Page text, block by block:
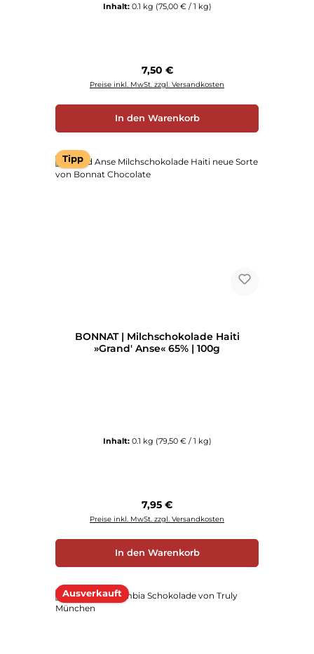
Inhalt: 0.1 kg (75,00 € / 1 kg)
Regulärer Preis:
7,50 €
Preise inkl. MwSt. zzgl. Versandkosten
In den Warenkorb
Tipp
BONNAT | Milchschokolade Haiti
»Grand' Anse« 65% | 100g
Inhalt: 0.1 kg (79,50 € / 1 kg)
Regulärer Preis:
7,95 €
Preise inkl. MwSt. zzgl. Versandkosten
In den Warenkorb
Ausverkauft